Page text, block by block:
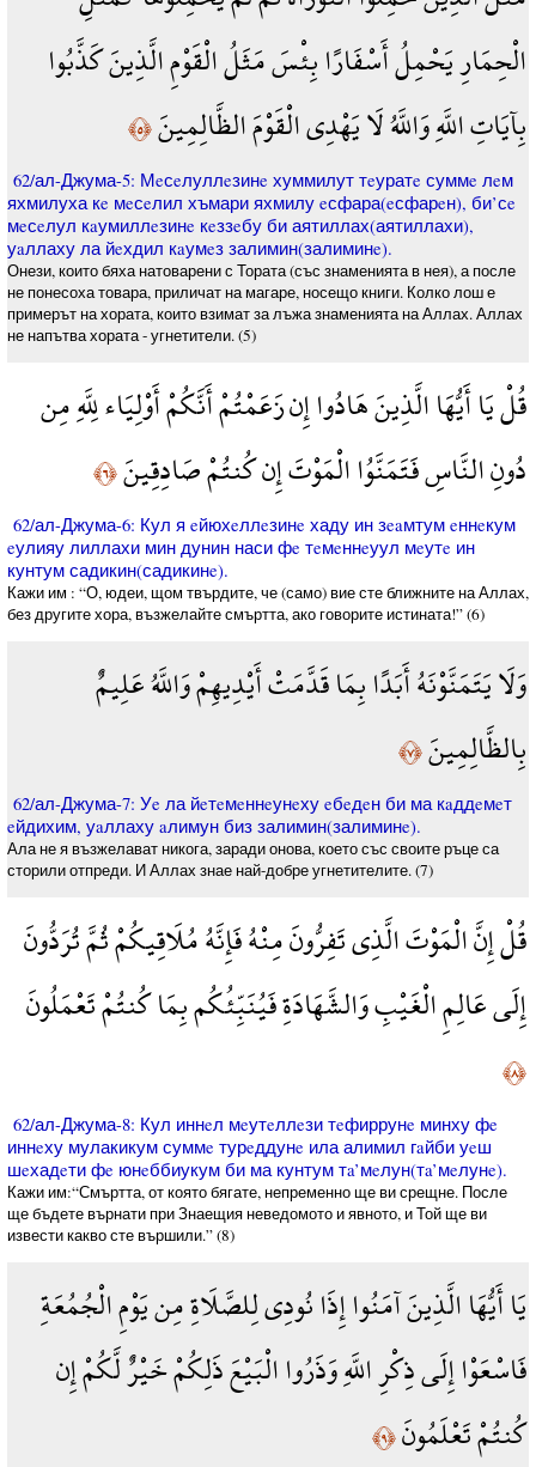
الْحِمَارِ يَحْمِلُ أَسْفَارًا بِئْسَ مَثَلُ الْقَوْمِ الَّذِينَ كَذَّبُوا
بِآيَاتِ اللَّهِ وَاللَّهُ لَا يَهْدِي الْقَوْمَ الظَّالِمِينَ﴿٥﴾
62/ал-Джума-5: Мeсeлуллeзинe хуммилут тeуратe суммe лeм
яхмилуха кe мeсeлил хъмари яхмилу eсфара(eсфарeн), би’сe
мeсeлул кaумиллeзинe кeззeбу би аятиллах(аятиллахи),
уaллаху ла йeхдил кaумeз залимин(залиминe).
Онези, които бяха натоварени с Тората (със знаменията в нея), а после
не понесоха товара, приличат на магаре, носещо книги. Колко лош е
примерът на хората, които взимат за лъжа знаменията на Аллах. Аллах
не напътва хората - угнетители. (5)
قُلْ يَا أَيُّهَا الَّذِينَ هَادُوا إِن زَعَمْتُمْ أَنَّكُمْ أَوْلِيَاء لِلَّهِ مِن
دُونِ النَّاسِ فَتَمَنَّوُا الْمَوْتَ إِن كُنتُمْ صَادِقِينَ﴿٦﴾
62/ал-Джума-6: Кул я eйюхeллeзинe хаду ин зeaмтум eннeкум
eулияу лиллахи мин дунин наси фe тeмeннeуул мeутe ин
кунтум садикин(садикинe).
Кажи им : “О, юдеи, щом твърдите, че (само) вие сте ближните на Аллах,
без другите хора, възжелайте смъртта, ако говорите истината!” (6)
وَلَا يَتَمَنَّوْنَهُ أَبَدًا بِمَا قَدَّمَتْ أَيْدِيهِمْ وَاللَّهُ عَلِيمٌ
بِالظَّالِمِينَ﴿٧﴾
62/ал-Джума-7: Уe ла йeтeмeннeунeху eбeдeн би ма кaддeмeт
eйдихим, уaллаху aлимун биз залимин(залиминe).
Ала не я възжелават никога, заради онова, което със своите ръце са
сторили отпреди. И Аллах знае най-добре угнетителите. (7)
قُلْ إِنَّ الْمَوْتَ الَّذِي تَفِرُّونَ مِنْهُ فَإِنَّهُ مُلَاقِيكُمْ ثُمَّ تُرَدُّونَ
إِلَى عَالِمِ الْغَيْبِ وَالشَّهَادَةِ فَيُنَبِّئُكُم بِمَا كُنتُمْ تَعْمَلُونَ
﴿٨﴾
62/ал-Джума-8: Кул иннeл мeутeллeзи тeфиррунe минху фe
иннeху мулакикум суммe турeддунe ила алимил гaйби уeш
шeхадeти фe юнeббиукум би ма кунтум тa’мeлун(тa’мeлунe).
Кажи им:“Смъртта, от която бягате, непременно ще ви срещне. После
ще бъдете върнати при Знаещия неведомото и явното, и Той ще ви
извести какво сте вършили.” (8)
يَا أَيُّهَا الَّذِينَ آمَنُوا إِذَا نُودِي لِلصَّلَاةِ مِن يَوْمِ الْجُمُعَةِ
فَاسْعَوْا إِلَى ذِكْرِ اللَّهِ وَذَرُوا الْبَيْعَ ذَلِكُمْ خَيْرٌ لَّكُمْ إِن
كُنتُمْ تَعْلَمُونَ﴿٩﴾